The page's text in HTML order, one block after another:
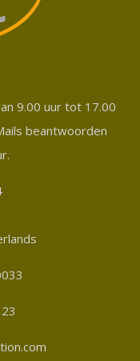
9.00 uur tot 17.00
beantwoorden